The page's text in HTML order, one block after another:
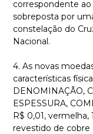
correspondente
sobreposta por
constelação do
Nacional.
4. As novas
características
DENOMINAÇÃO,
ESPESSURA,
R$ 0,01, vermelha,
revestido de cobre